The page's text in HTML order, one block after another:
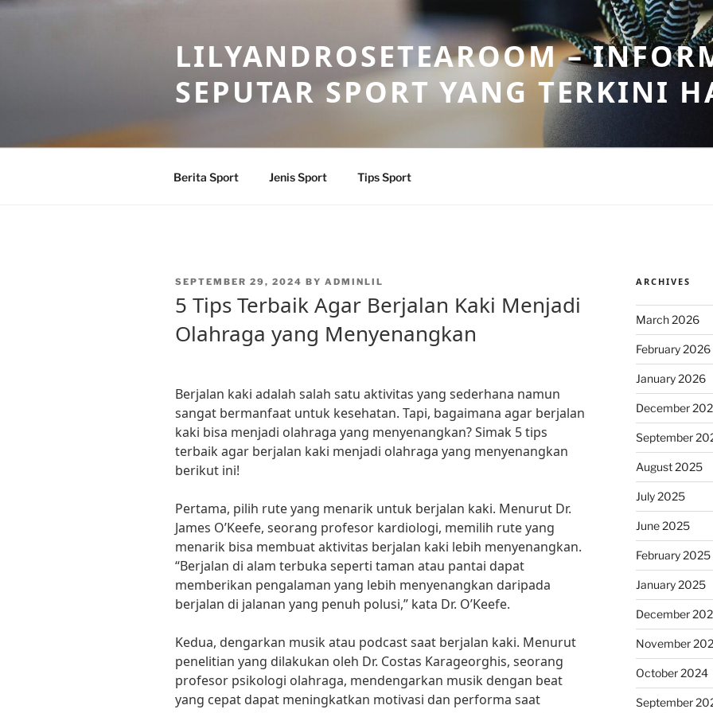
Skip
LILYANDROSETEAROOM –
SEPUTAR SPORT YANG TERKINI
Berita Sport Jenis Sport Tips Sport
POSTED
SEPTEMBER 29, 2024 BY ADMINLIL
5 Tips Terbaik Agar Berjalan Kaki Menjadi
Olahraga yang Menyenangkan
Berjalan kaki adalah salah satu aktivitas yang sederhana namun
sangat bermanfaat untuk kesehatan. Tapi, bagaimana agar berjalan
kaki bisa menjadi olahraga yang menyenangkan? Simak 5 tips
terbaik agar berjalan kaki menjadi olahraga yang menyenangkan
berikut ini!
Pertama, pilih rute yang menarik untuk berjalan kaki. Menurut Dr.
James O’Keefe, seorang profesor kardiologi, memilih rute yang
menarik bisa membuat aktivitas berjalan kaki lebih menyenangkan.
“Berjalan di alam terbuka seperti taman atau pantai dapat
memberikan pengalaman yang lebih menyenangkan daripada
berjalan di jalanan yang penuh polusi,” kata Dr. O’Keefe.
Kedua, dengarkan musik atau podcast saat berjalan kaki. Menurut
penelitian yang dilakukan oleh Dr. Costas Karageorghis, seorang
profesor psikologi olahraga, mendengarkan musik dengan beat
yang cepat dapat meningkatkan motivasi dan performa saat
ARCHIVES
March 2026
February 2026
January 2026
December
September
August 2025
July 2025
June 2025
February 2025
January 2025
December
November
October 2024
September